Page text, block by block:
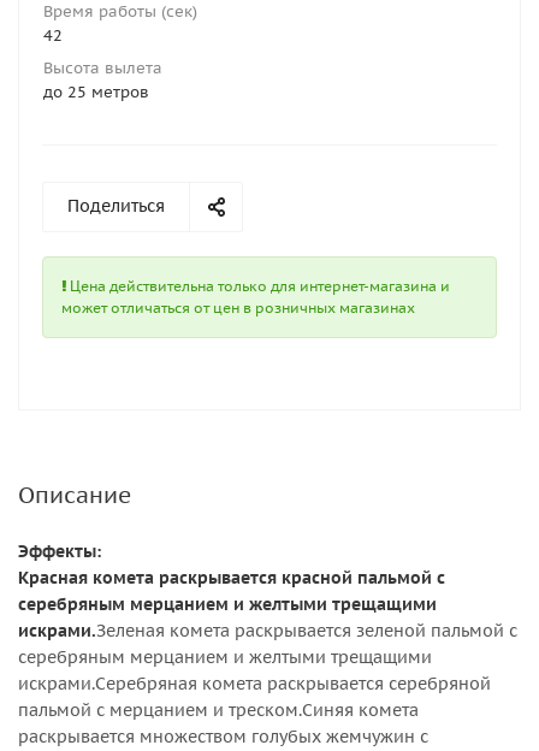
Время работы (сек)
42
Высота вылета
до 25 метров
Поделиться
Цена действительна только для интернет-магазина и
может отличаться от цен в розничных магазинах
Описание
Эффекты:
Красная комета раскрывается красной пальмой с
серебряным мерцанием и желтыми трещащими
искрами.Зеленая комета раскрывается зеленой пальмой с
серебряным мерцанием и желтыми трещащими
искрами.Серебряная комета раскрывается серебряной
пальмой с мерцанием и треском.Синяя комета
раскрывается множеством голубых жемчужин с